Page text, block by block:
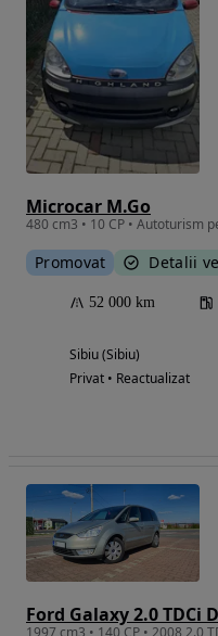
Microcar M.Go
Promovat Detalii
52 000 km
Sibiu (Sibiu)
Privat • Reactualizat
Ford Galaxy 2.0 TDCi
1997 cm3 • 140 CP • 2008 2.0